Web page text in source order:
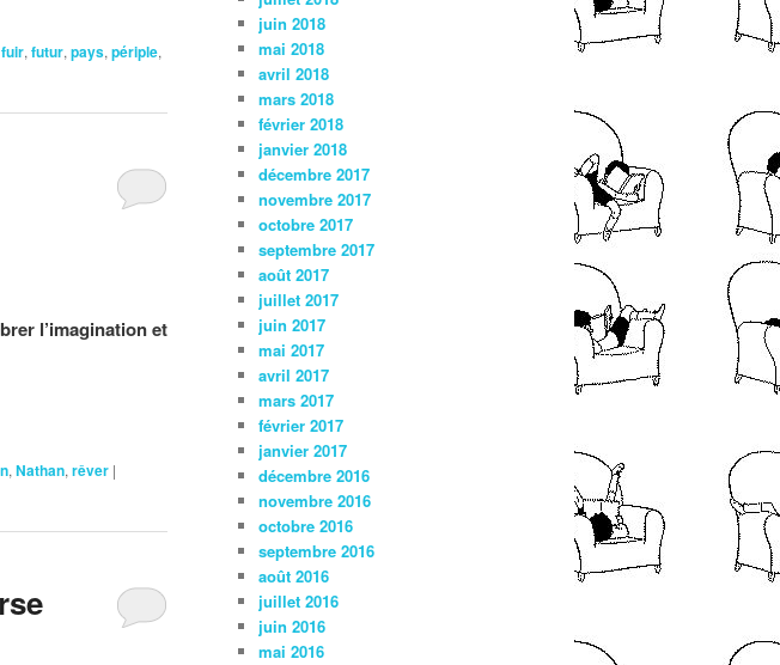
fuir, futur, pays, périple,
l’imagination et
, Nathan, rêver |
juin 2018
mai 2018
avril 2018
mars 2018
février 2018
janvier 2018
décembre 2017
novembre 2017
octobre 2017
septembre 2017
août 2017
juillet 2017
juin 2017
mai 2017
avril 2017
mars 2017
février 2017
janvier 2017
décembre 2016
novembre 2016
octobre 2016
septembre 2016
août 2016
juillet 2016
juin 2016
mai 2016